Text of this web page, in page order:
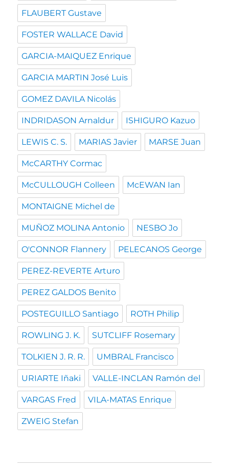
FLAUBERT Gustave
FOSTER WALLACE David
GARCIA-MAIQUEZ Enrique
GARCIA MARTIN José Luis
GOMEZ DAVILA Nicolás
INDRIDASON Arnaldur ISHIGURO Kazuo
LEWIS C. S. MARIAS Javier MARSE Juan
McCARTHY Cormac
McCULLOUGH Colleen McEWAN Ian
MONTAIGNE Michel de
MUÑOZ MOLINA Antonio NESBO Jo
O'CONNOR Flannery PELECANOS George
PEREZ-REVERTE Arturo
PEREZ GALDOS Benito
POSTEGUILLO Santiago ROTH Philip
ROWLING J. K. SUTCLIFF Rosemary
TOLKIEN J. R. R. UMBRAL Francisco
URIARTE Iñaki VALLE-INCLAN Ramón del
VARGAS Fred VILA-MATAS Enrique
ZWEIG Stefan